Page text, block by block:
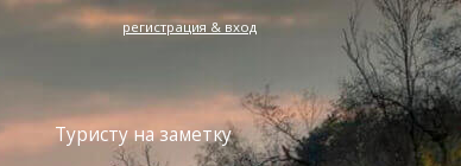
регистрация & вход
Туристу на заметку